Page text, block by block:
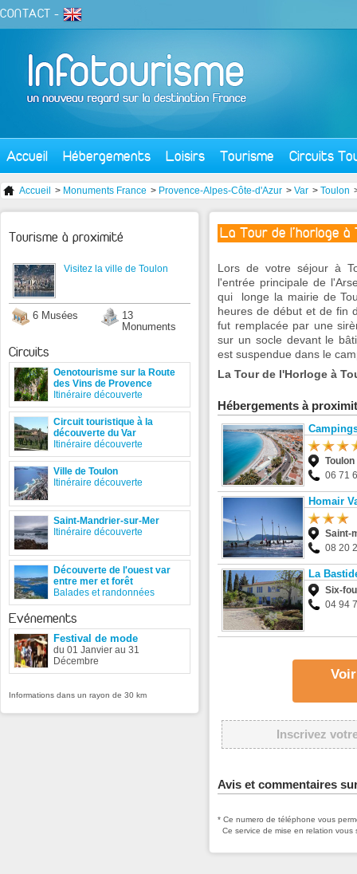
CONTACT -
Accueil Hébergements Loisirs Tourisme Circuits
Accueil > Monuments France > Provence-Alpes-Côte-d'Azur > Var > Toulon
La Tour de l'horloge à
Lors de votre séjour à
l'entrée principale de
qui longe la mairie de
heures de début et de fin
fut remplacée par une
sur un socle devant le
est suspendue dans le
La Tour de l'Horloge à
Hébergements à
Toulon
06 71
Homair
Saint-
08 20
La
Six-
04 94
Inscrivez
Avis et commentaires
* Ce numero de téléphone vous
Ce service de mise en relation
Tourisme à proximité
Visitez la ville de Toulon
6 Musées
13
Monuments
Circuits
Oenotourisme sur la Route
des Vins de Provence
Itinéraire découverte
Circuit touristique à la
découverte du Var
Itinéraire découverte
Ville de Toulon
Itinéraire découverte
Saint-Mandrier-sur-Mer
Itinéraire découverte
Découverte de l'ouest var
entre mer et forêt
Balades et randonnées
Evénements
Festival de mode
du 01 Janvier au 31
Décembre
Informations dans un rayon de 30 km